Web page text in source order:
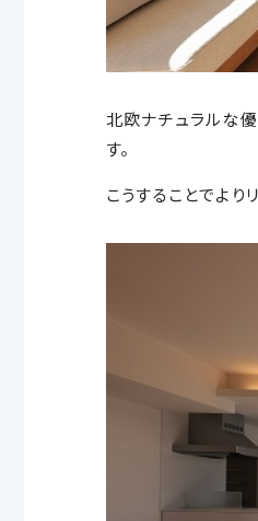
北欧ナチュラルな
す。
こうすることでより